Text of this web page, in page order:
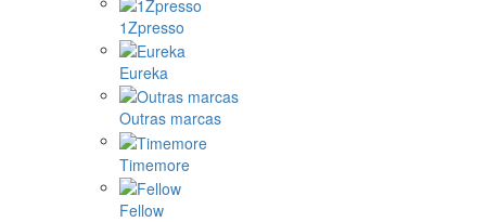
1Zpresso
Eureka
Outras marcas
Timemore
Fellow